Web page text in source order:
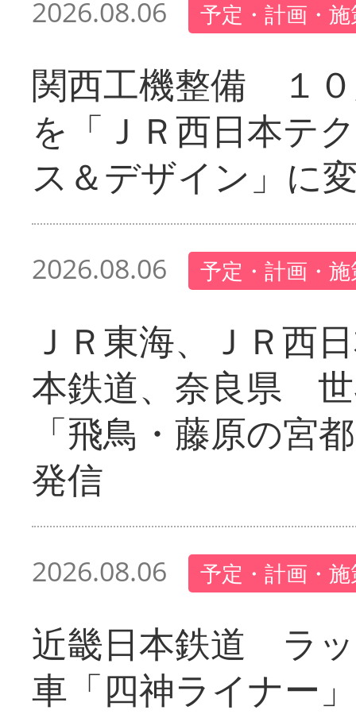
2026.08.06 予定・計画・
関西工機整備 １
を「ＪＲ西日本テ
ス＆デザイン」に
2026.08.06 予定・計画・
ＪＲ東海、ＪＲ西
本鉄道、奈良県
「飛鳥・藤原の宮
発信
2026.08.06 予定・計画・
近畿日本鉄道 ラ
車「四神ライナー